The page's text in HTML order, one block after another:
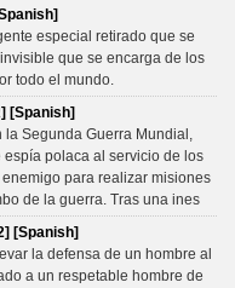
especial retirado que se
que se encarga de los
todo el mundo.
[Spanish]
la Segunda Guerra Mundial,
espía polaca al servicio de los
para realizar misiones
de la guerra. Tras una ines
[Spanish]
la defensa de un hombre al
a un respetable hombre de